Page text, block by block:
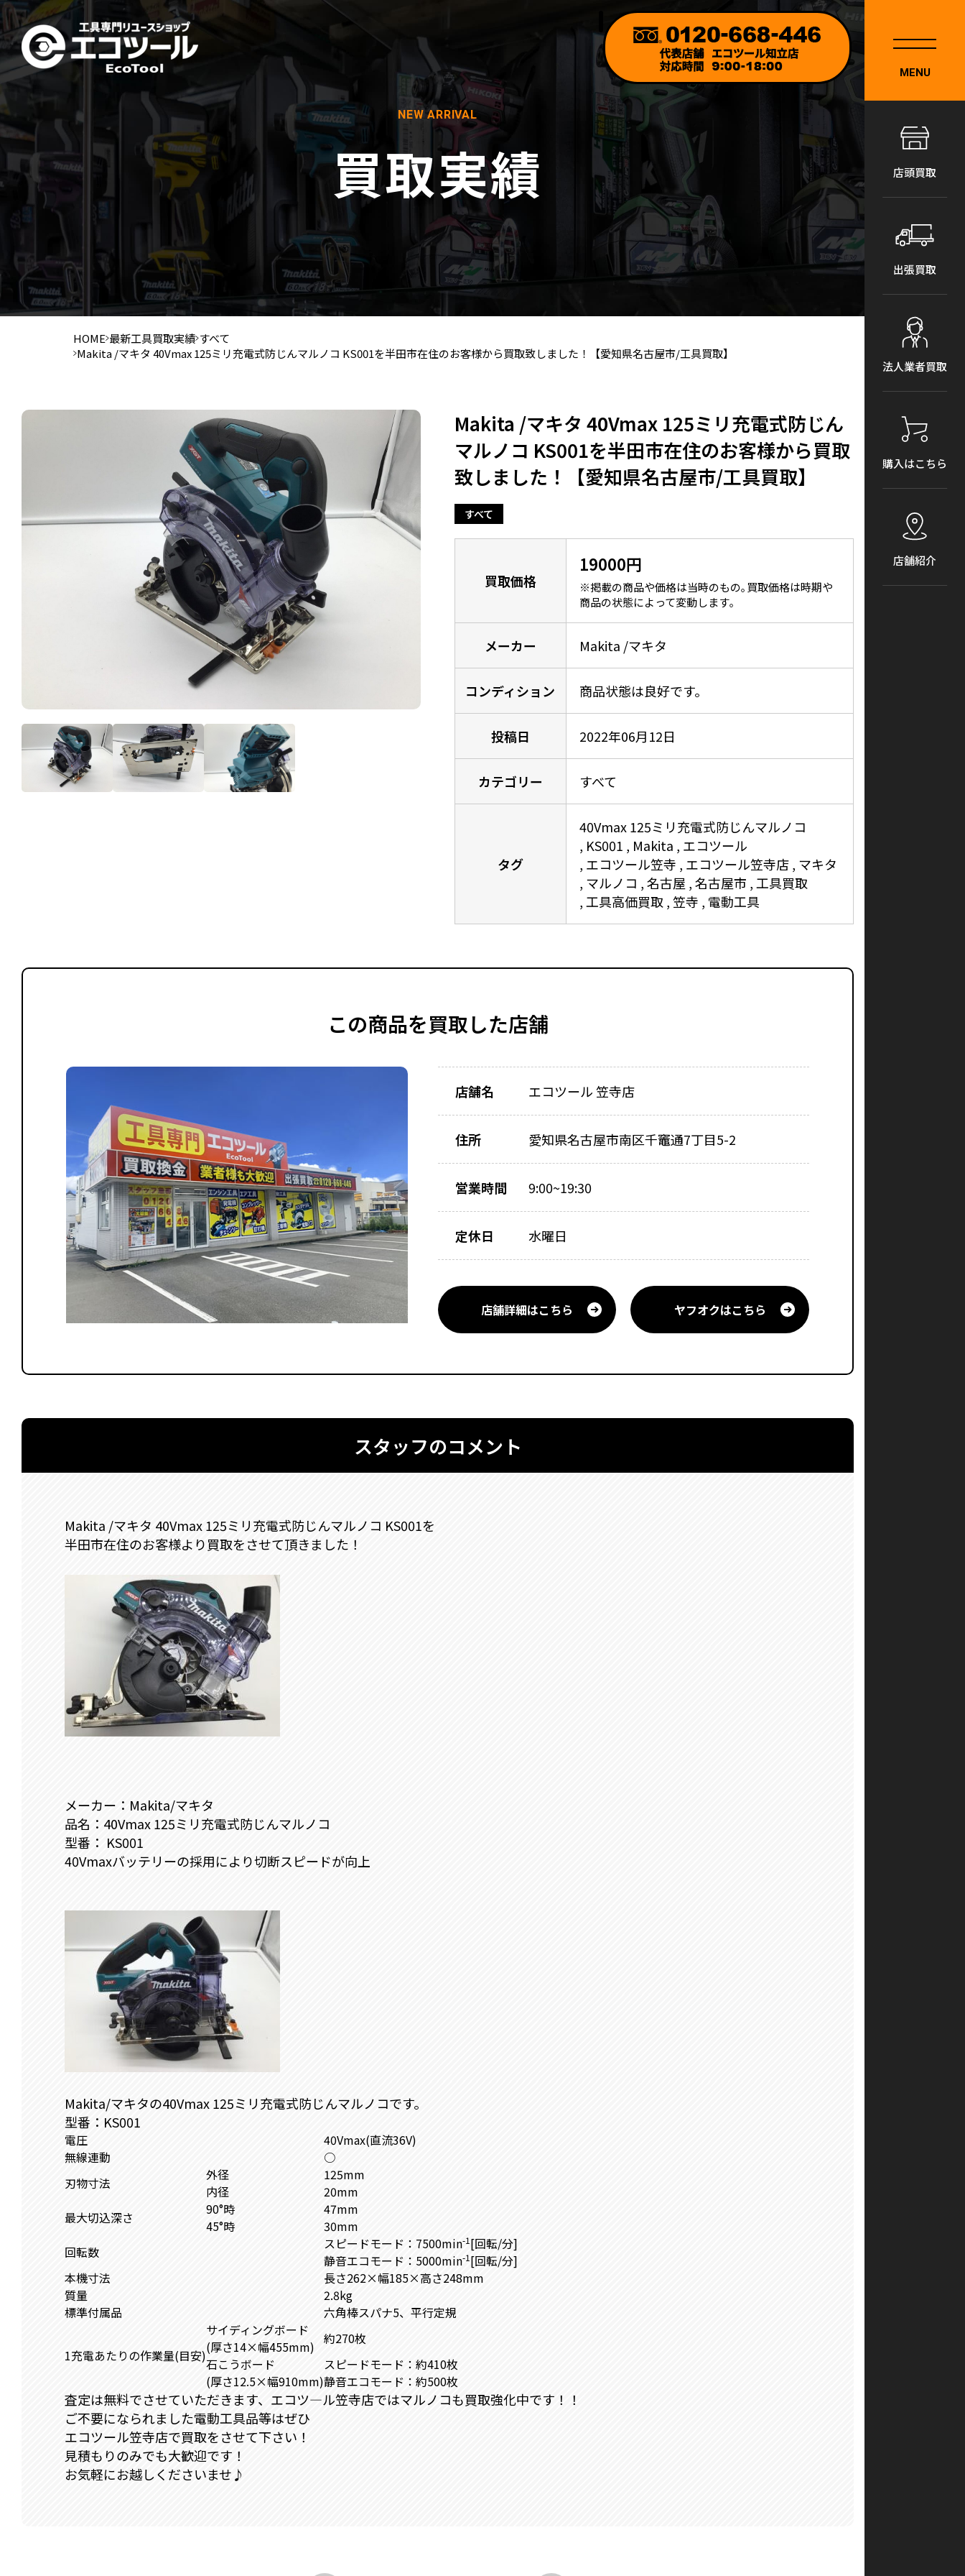
MENU
店頭買取
出張買取
法人業者買取
購入はこちら
店舗紹介
NEW ARRIVAL
買取実績
HOME 最新工具買取実績 すべて
Makita /マキタ 40Vmax 125ミリ充電式防じんマルノコ KS001を半田市在住のお客様から買取致しました！【愛知県名古屋市/工具買取】
Makita /マキタ 40Vmax 125ミリ充電式防じん
マルノコ KS001を半田市在住のお客様から買取
致しました！【愛知県名古屋市/工具買取】
すべて
買取価格
19000円
※掲載の商品や価格は当時のもの｡買取価格は時期や
商品の状態によって変動します｡
メーカー Makita /マキタ
コンディション 商品状態は良好です。
投稿日 2022年06月12日
カテゴリー すべて
タグ
40Vmax 125ミリ充電式防じんマルノコ
KS001
Makita エコツール
エコツール笠寺 エコツール笠寺店 マキタ
マルノコ 名古屋 名古屋市 工具買取
工具高価買取 笠寺 電動工具
この商品を買取した店舗
店舗名 エコツール 笠寺店
住所 愛知県名古屋市南区千竈通7丁目5-2
営業時間 9:00~19:30
定休日 水曜日
店舗詳細はこちら ヤフオクはこちら
スタッフのコメント
Makita /マキタ 40Vmax 125ミリ充電式防じんマルノコ KS001を
半田市在住のお客様より買取をさせて頂きました！
メーカー：Makita/マキタ
品名：40Vmax 125ミリ充電式防じんマルノコ
型番： KS001
40Vmaxバッテリーの採用により切断スピードが向上
Makita/マキタの40Vmax 125ミリ充電式防じんマルノコです。
型番：KS001
電圧
40Vmax(直流36V)
無線連動
○
刃物寸法
外径
125mm
内径
20mm
最大切込深さ
90°時
47mm
45°時
30mm
回転数
スピードモード：7500min-1[回転/分]
静音エコモード：5000min-1[回転/分]
本機寸法
長さ262×幅185×高さ248mm
質量
2.8kg
標準付属品
六角棒スパナ5、平行定規
1充電あたりの作業量(目安)
サイディングボード
(厚さ14×幅455mm) 約270枚
石こうボード
(厚さ12.5×幅910mm)
スピードモード：約410枚
静音エコモード：約500枚
査定は無料でさせていただきます、エコツ―ル笠寺店ではマルノコも買取強化中です！！
ご不要になられました電動工具品等はぜひ
エコツール笠寺店で買取をさせて下さい！
見積もりのみでも大歓迎です！
お気軽にお越しくださいませ♪